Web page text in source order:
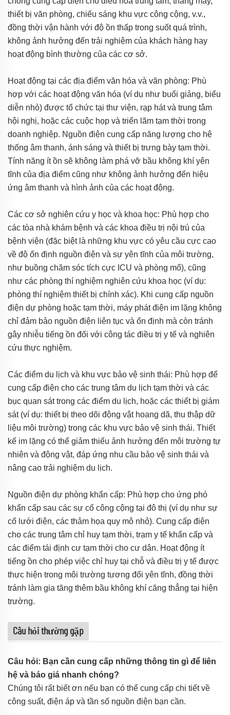
thiết bị văn phòng, chiếu sáng khu vực công cộng, v.v.,
đồng thời vận hành với độ ồn thấp trong suốt quá trình,
không ảnh hưởng đến trải nghiệm của khách hàng hay
hoạt động bình thường của các cơ sở.
Hoạt động tại các địa điểm văn hóa và văn phòng: Phù
hợp với các hoạt động văn hóa (ví dụ như buổi giảng, biểu
diễn nhỏ) được tổ chức tại thư viện, rạp hát và trung tâm
hội nghị, hoặc các cuộc họp và triển lãm tạm thời trong
doanh nghiệp. Nguồn điện cung cấp năng lượng cho hệ
thống âm thanh, ánh sáng và thiết bị trưng bày tạm thời.
Tính năng ít ồn sẽ không làm phá vỡ bầu không khí yên
tĩnh của địa điểm cũng như không ảnh hưởng đến hiệu
ứng âm thanh và hình ảnh của các hoạt động.
Các cơ sở nghiên cứu y học và khoa học: Phù hợp cho
các tòa nhà khám bệnh và các khoa điều trị nội trú của
bệnh viện (đặc biệt là những khu vực có yêu cầu cực cao
về độ ổn định nguồn điện và sự yên tĩnh của môi trường,
như buồng chăm sóc tích cực ICU và phòng mổ), cũng
như các phòng thí nghiệm nghiên cứu khoa học (ví dụ:
phòng thí nghiệm thiết bị chính xác). Khi cung cấp nguồn
điện dự phòng hoặc tạm thời, máy phát điện im lặng không
chỉ đảm bảo nguồn điện liên tục và ổn định mà còn tránh
gây nhiễu tiếng ồn đối với công tác điều trị y tế và nghiên
cứu thực nghiệm.
Các điểm du lịch và khu vực bảo vệ sinh thái: Phù hợp để
cung cấp điện cho các trung tâm du lịch tạm thời và các
bục quan sát trong các điểm du lịch, hoặc các thiết bị giám
sát (ví dụ: thiết bị theo dõi động vật hoang dã, thu thập dữ
liệu môi trường) trong các khu vực bảo vệ sinh thái. Thiết
kế im lặng có thể giảm thiểu ảnh hưởng đến môi trường tự
nhiên và động vật, đáp ứng nhu cầu bảo vệ sinh thái và
nâng cao trải nghiệm du lịch.
Nguồn điện dự phòng khẩn cấp: Phù hợp cho ứng phó
khẩn cấp sau các sự cố công cộng tại đô thị (ví dụ như sự
cố lưới điện, các thảm họa quy mô nhỏ). Cung cấp điện
cho các trung tâm chỉ huy tạm thời, trạm y tế khẩn cấp và
các điểm tái định cư tạm thời cho cư dân. Hoạt động ít
tiếng ồn cho phép việc chỉ huy tại chỗ và điều trị y tế được
thực hiện trong môi trường tương đối yên tĩnh, đồng thời
tránh làm gia tăng thêm bầu không khí căng thẳng tại hiện
trường.
Câu hỏi thường gặp
Câu hỏi: Bạn cần cung cấp những thông tin gì để liên
hệ và báo giá nhanh chóng?
Chúng tôi rất biết ơn nếu bạn có thể cung cấp chi tiết về
công suất, điện áp và tần số nguồn điện bạn cần.